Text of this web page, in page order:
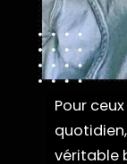
Pour
véritable
Pour
véritable